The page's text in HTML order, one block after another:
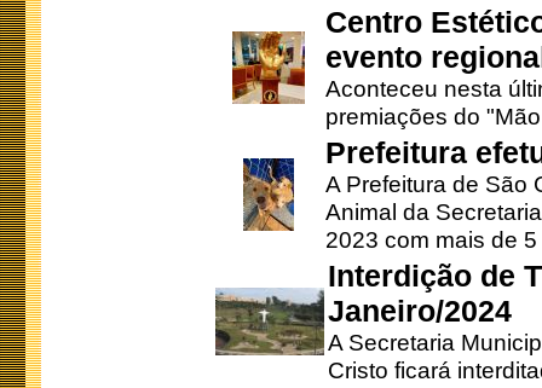
Centro
evento
Aconteceu nesta
premiações do
Prefeitura
A Prefeitura de São
Animal da
2023 com mais de 5
Interdição de
Janeiro/2024
A Secretaria
Cristo ficará